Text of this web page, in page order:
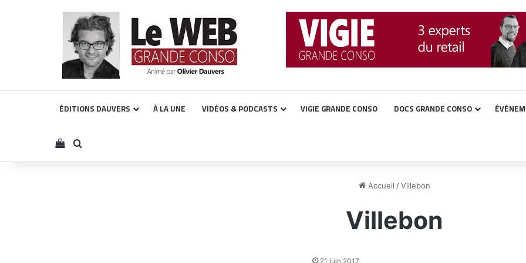
ÉDITIONS DAUVERS À LA UNE VIDÉOS & PODCASTS VIGIE GRANDE CONSO DOCS GRANDE CONSO
Voir votre panier
Rechercher
Accueil /Villebon
Villebon
21 juin 2017